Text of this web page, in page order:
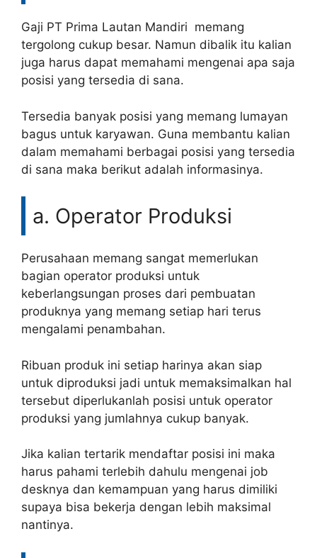
Gaji PT Prima Lautan Mandiri memang
tergolong cukup besar. Namun dibalik itu kalian
juga harus dapat memahami mengenai apa saja
posisi yang tersedia di sana.
Tersedia banyak posisi yang memang lumayan
bagus untuk karyawan. Guna membantu kalian
dalam memahami berbagai posisi yang tersedia
di sana maka berikut adalah informasinya.
a. Operator Produksi
Perusahaan memang sangat memerlukan
bagian operator produksi untuk
keberlangsungan proses dari pembuatan
produknya yang memang setiap hari terus
mengalami penambahan.
Ribuan produk ini setiap harinya akan siap
untuk diproduksi jadi untuk memaksimalkan hal
tersebut diperlukanlah posisi untuk operator
produksi yang jumlahnya cukup banyak.
Jika kalian tertarik mendaftar posisi ini maka
harus pahami terlebih dahulu mengenai job
desknya dan kemampuan yang harus dimiliki
supaya bisa bekerja dengan lebih maksimal
nantinya.